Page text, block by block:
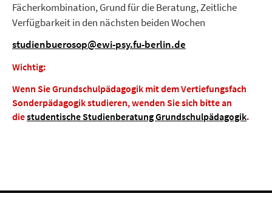
Fächerkombination, Grund für die Beratung, Zeitliche
Verfügbarkeit in den nächsten beiden Wochen
studienbuerosop@ewi-psy.fu-berlin.de
Wichtig:
Wenn Sie Grundschulpädagogik mit dem Vertiefungsfach
Sonderpädagogik studieren, wenden Sie sich bitte an
diestudentische Studienberatung Grundschulpädagogik.